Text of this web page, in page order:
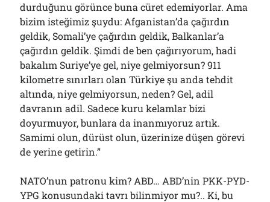
Arşivler
Arşivler
durduğunu görünce buna cüret edemiyorlar. Ama
bizim isteğimiz şuydu: Afganistan’da çağırdın
geldik, Somali’ye çağırdın geldik, Balkanlar’a
çağırdın geldik. Şimdi de ben çağırıyorum, hadi
bakalım Suriye’ye gel, niye gelmiyorsun? 911
kilometre sınırları olan Türkiye şu anda tehdit
altında, niye gelmiyorsun, neden? Gel, adil
davranın adil. Sadece kuru kelamlar bizi
doyurmuyor, bunlara da inanmıyoruz artık.
Samimi olun, dürüst olun, üzerinize düşen görevi
de yerine getirin.”
NATO’nun patronu kim? ABD… ABD’nin PKK-PYD-
YPG konusundaki tavrı bilinmiyor mu?.. Ki, bu